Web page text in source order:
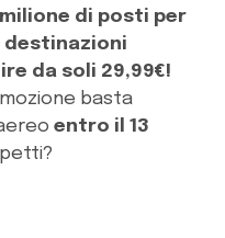
milione di posti per
destinazioni
da soli 29,99€!
basta
entro il 13